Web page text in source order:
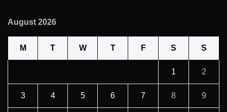
August 2026
M T W T F S S
1 2
3 4 5 6 7 8 9